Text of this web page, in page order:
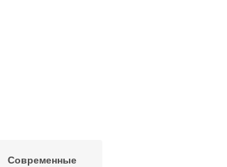
Современные